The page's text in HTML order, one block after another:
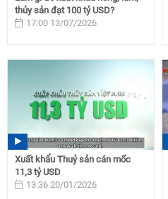
thủy sản đạt 100 tỷ USD?
17:00 13/07/2026
Xuất khẩu Thuỷ sản cán mốc
11,3 tỷ USD
13:36 20/01/2026